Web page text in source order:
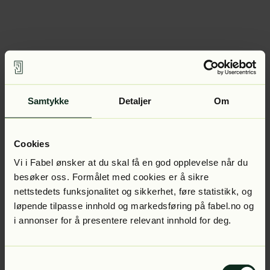
Samtykke Detaljer Om
Cookies
Vi i Fabel ønsker at du skal få en god opplevelse når du
besøker oss. Formålet med cookies er å sikre
nettstedets funksjonalitet og sikkerhet, føre statistikk, og
løpende tilpasse innhold og markedsføring på fabel.no og
i annonser for å presentere relevant innhold for deg.